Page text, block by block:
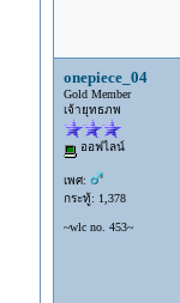
onepiece_04
Gold Member
เจ้ายุทธภพ
ออฟไลน์
เพศ:
กระทู้: 1,378
~wlc no. 453~